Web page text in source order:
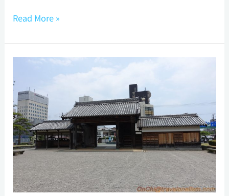
Read More »
Tokushima
德
島
城